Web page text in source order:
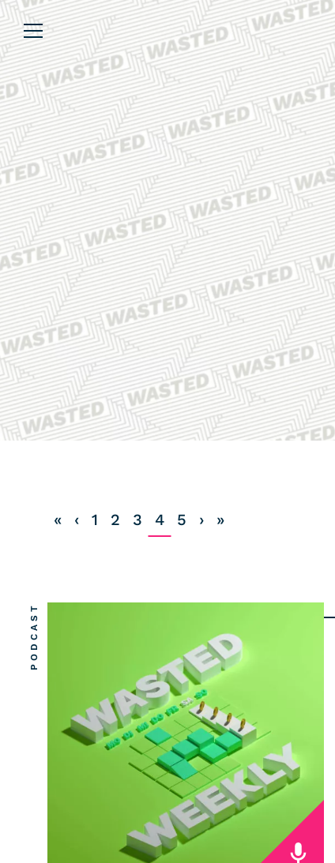
Über uns
We’re WASTED
Unsere Autor*innen
Lesen
Alle Artikel
Review
Kommentar
Analyse
Interview
Kolumne
Listicle
Newsletter
COMMUNITY
IMPRESSUM
« ‹ 1 2 3 4 5 › »
PODCAST